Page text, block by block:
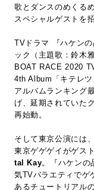
歌とダンスのめくる
スペシャルゲストを
TVドラマ 『ハケン
ック（主題歌：鈴木
BOAT RACE 2020
4th Album「キテレ
アルバムランキング
げ、延期されていた
再始動。
そして東京公演には
東京ゲゲゲイがゲス
tal Kay。『ハケンの
気TVバラエティでゲ
あるチュートリアル